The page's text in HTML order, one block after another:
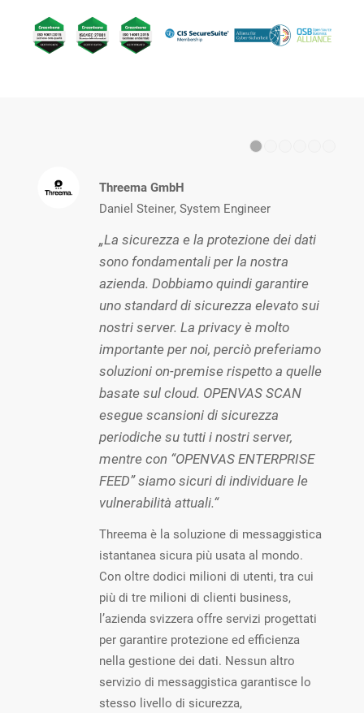
Threema GmbH
Daniel Steiner, System Engineer
„La sicurezza e la protezione dei dati
sono fondamentali per la nostra
azienda. Dobbiamo quindi garantire
uno standard di sicurezza elevato sui
nostri server. La privacy è molto
importante per noi, perciò preferiamo
soluzioni on-premise rispetto a quelle
basate sul cloud. OPENVAS SCAN
esegue scansioni di sicurezza
periodiche su tutti i nostri server,
mentre con “OPENVAS ENTERPRISE
FEED” siamo sicuri di individuare le
vulnerabilità attuali.“
Threema è la soluzione di messaggistica
istantanea sicura più usata al mondo.
Con oltre dodici milioni di utenti, tra cui
più di tre milioni di clienti business,
l’azienda svizzera offre servizi progettati
per garantire protezione ed efficienza
nella gestione dei dati. Nessun altro
servizio di messaggistica garantisce lo
stesso livello di sicurezza,